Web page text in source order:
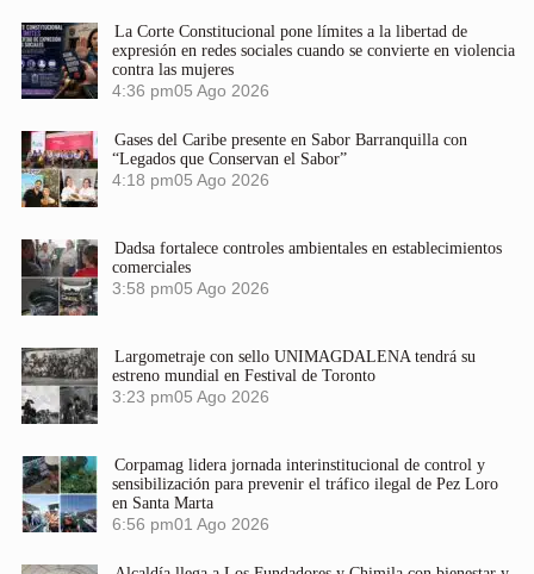
La Corte Constitucional pone límites a la libertad de
expresión en redes sociales cuando se convierte en violencia
contra las mujeres
4:36 pm05 Ago 2026
Gases del Caribe presente en Sabor Barranquilla con
“Legados que Conservan el Sabor”
4:18 pm05 Ago 2026
Dadsa fortalece controles ambientales en establecimientos
comerciales
3:58 pm05 Ago 2026
Largometraje con sello UNIMAGDALENA tendrá su
estreno mundial en Festival de Toronto
3:23 pm05 Ago 2026
Corpamag lidera jornada interinstitucional de control y
sensibilización para prevenir el tráfico ilegal de Pez Loro
en Santa Marta
6:56 pm01 Ago 2026